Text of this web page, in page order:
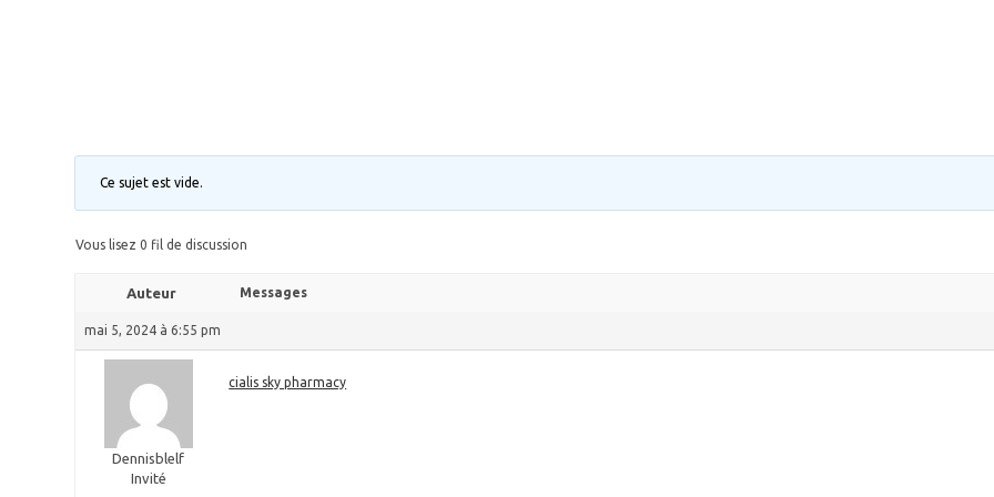
Ce sujet est vide.
Vous lisez 0 fil de discussion
Auteur Messages
mai 5, 2024 à 6:55 pm
Dennisblelf
Invité
cialis sky pharmacy